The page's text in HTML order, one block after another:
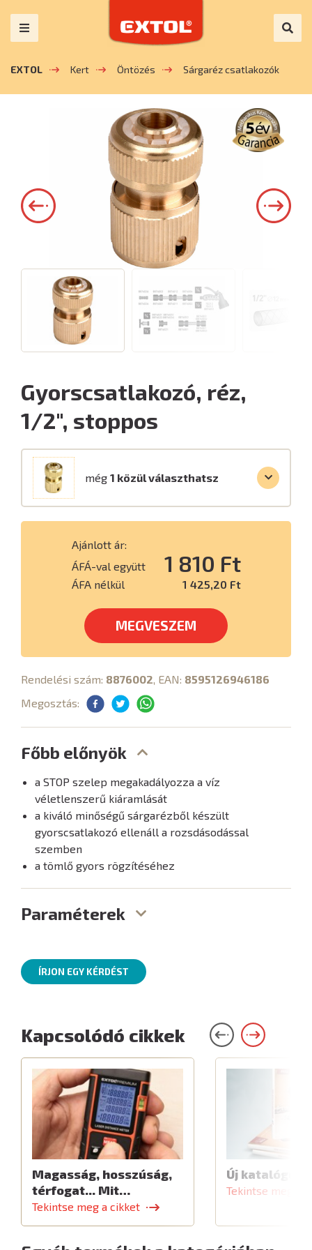
EXTOL Kert Öntözés Sárgaréz csatlakozók
Gyorscsatlakozó, réz,
1/2", stoppos
még 1 közül választhatsz
Ajánlott ár:
ÁFÁ-val együtt
1 810 Ft
ÁFA nélkül 1 425,20 Ft
MEGVESZEM
Rendelési szám: 8876002, EAN: 8595126946186
Megosztás:
Főbb előnyök
a STOP szelep megakadályozza a víz
véletlenszerű kiáramlását
a kiváló minőségű sárgarézből készült
gyorscsatlakozó ellenáll a rozsdásodással
szemben
a tömlő gyors rögzítéséhez
Paraméterek
ÍRJON EGY KÉRDÉST
Kapcsolódó cikkek
Magasság, hosszúság,
térfogat... Mit…
Tekintse meg a cikket
Új katalógus
Tekintse meg a